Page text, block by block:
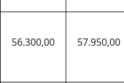
56.300,00 57.950,00